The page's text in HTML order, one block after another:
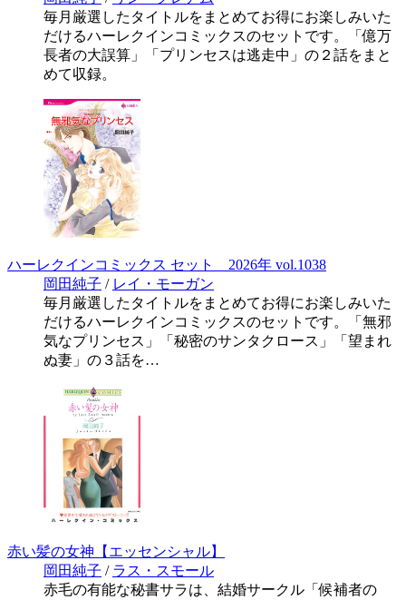
毎月厳選したタイトルをまとめてお得にお楽しみいた
だけるハーレクインコミックスのセットです。「億万
長者の大誤算」「プリンセスは逃走中」の２話をまと
めて収録。
ハーレクインコミックス セット 2026年 vol.1038
岡田純子 / レイ・モーガン
毎月厳選したタイトルをまとめてお得にお楽しみいた
だけるハーレクインコミックスのセットです。「無邪
気なプリンセス」「秘密のサンタクロース」「望まれ
ぬ妻」の３話を…
赤い髪の女神【エッセンシャル】
岡田純子 / ラス・スモール
赤毛の有能な秘書サラは、結婚サークル「候補者の